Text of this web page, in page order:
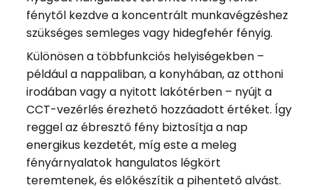
fénytől kezdve a koncentrált munkavégzéshez
szükséges semleges vagy hidegfehér fényig.
Különösen a többfunkciós helyiségekben –
például a nappaliban, a konyhában, az otthoni
irodában vagy a nyitott lakótérben – nyújt a
CCT-vezérlés érezhető hozzáadott értéket. Így
reggel az ébresztő fény biztosítja a nap
energikus kezdetét, míg este a meleg
fényárnyalatok hangulatos légkört
teremtenek, és előkészítik a pihentető alvást.